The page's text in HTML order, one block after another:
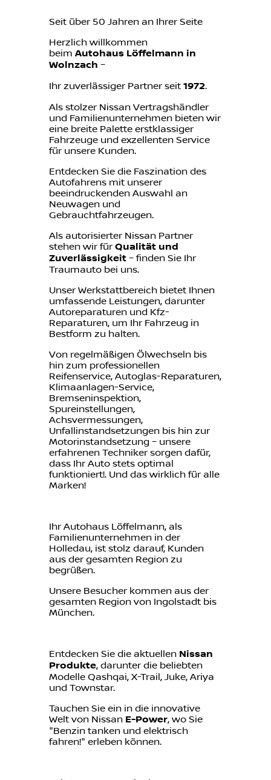
Seit über 50 Jahren an Ihrer Seite
Herzlich willkommen
beim Autohaus Löffelmann in
Wolnzach –
Ihr zuverlässiger Partner seit 1972.
Als stolzer Nissan Vertragshändler
und Familienunternehmen bieten wir
eine breite Palette erstklassiger
Fahrzeuge und exzellenten Service
für unsere Kunden.
Entdecken Sie die Faszination des
Autofahrens mit unserer
beeindruckenden Auswahl an
Neuwagen und
Gebrauchtfahrzeugen.
Als autorisierter Nissan Partner
stehen wir für Qualität und
Zuverlässigkeit– finden Sie Ihr
Traumauto bei uns.
Unser Werkstattbereich bietet Ihnen
umfassende Leistungen, darunter
Autoreparaturen und Kfz-
Reparaturen, um Ihr Fahrzeug in
Bestform zu halten.
Von regelmäßigen Ölwechseln bis
hin zum professionellen
Reifenservice, Autoglas-Reparaturen,
Klimaanlagen-Service,
Bremseninspektion,
Spureinstellungen,
Achsvermessungen,
Unfallinstandsetzungen bis hin zur
Motorinstandsetzung – unsere
erfahrenen Techniker sorgen dafür,
dass Ihr Auto stets optimal
funktioniert!. Und das wirklich für alle
Marken!
Ihr Autohaus Löffelmann, als
Familienunternehmen in der
Holledau, ist stolz darauf, Kunden
aus der gesamten Region zu
begrüßen.
Unsere Besucher kommen aus der
gesamten Region von Ingolstadt bis
München.
Entdecken Sie die aktuellen Nissan
Produkte, darunter die beliebten
Modelle Qashqai, X-Trail, Juke, Ariya
und Townstar.
Tauchen Sie ein in die innovative
Welt von Nissan E-Power, wo Sie
"Benzin tanken und elektrisch
fahren!" erleben können.